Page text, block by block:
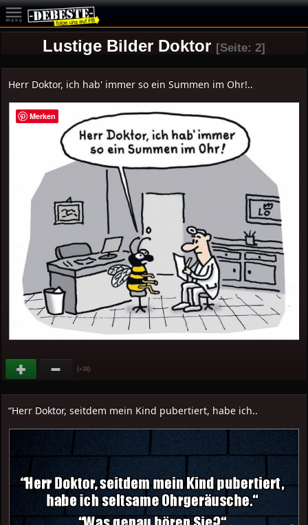
Lustige Bilder Doktor [Seite: 2]
Herr Doktor, ich hab' immer so ein Summen im Ohr!..
(+28)
“Herr Doktor, seitdem mein Kind pubertiert, habe ich..
Merken